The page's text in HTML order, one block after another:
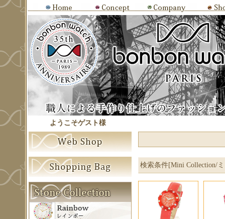
ようこそゲスト様
検索条件[Mini Collection/